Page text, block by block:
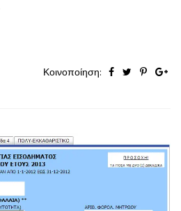
Κοινοποίηση: